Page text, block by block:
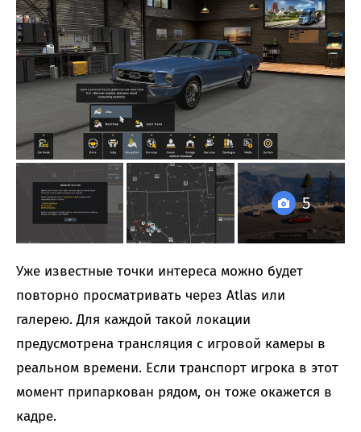
5
Уже известные точки интереса можно будет
повторно просматривать через Atlas или
галерею. Для каждой такой локации
предусмотрена трансляция с игровой камеры в
реальном времени. Если транспорт игрока в этот
момент припаркован рядом, он тоже окажется в
кадре.